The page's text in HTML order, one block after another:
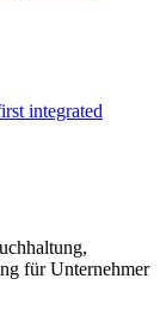
integrated
für Unternehmer